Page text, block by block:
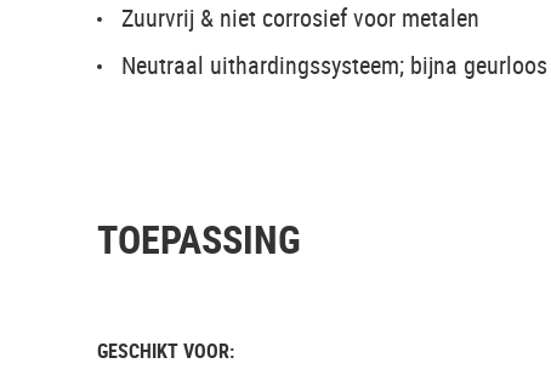
Zuurvrij & niet corrosief voor metalen
Neutraal uithardingssysteem; bijna geurloos
TOEPASSING
GESCHIKT VOOR: